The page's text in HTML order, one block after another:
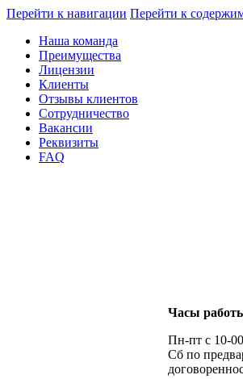
Перейти к навигации Перейти к
Наша команда
Преимущества
Лицензии
Клиенты
Отзывы клиентов
Сотрудничество
Вакансии
Реквизиты
FAQ
Часы
Пн-пт с 10-
Сб по